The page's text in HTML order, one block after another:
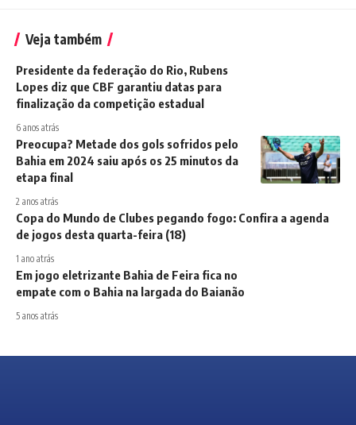
Veja também
Presidente da federação do Rio, Rubens
Lopes diz que CBF garantiu datas para
finalização da competição estadual
6 anos atrás
Preocupa? Metade dos gols sofridos pelo
Bahia em 2024 saiu após os 25 minutos da
etapa final
2 anos atrás
Copa do Mundo de Clubes pegando fogo: Confira a agenda
de jogos desta quarta-feira (18)
1 ano atrás
Em jogo eletrizante Bahia de Feira fica no
empate com o Bahia na largada do Baianão
5 anos atrás